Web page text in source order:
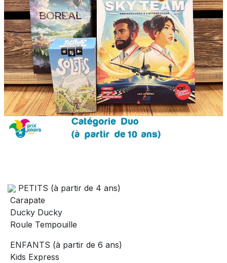
PETITS (à partir de 4 ans)
Carapate
Ducky Ducky
Roule Tempouille
ENFANTS (à partir de 6 ans)
Kids Express